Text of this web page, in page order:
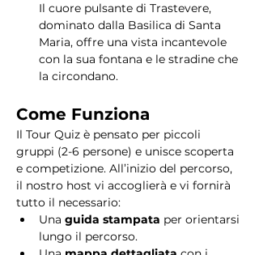
Il cuore pulsante di Trastevere,
dominato dalla Basilica di Santa
Maria, offre una vista incantevole
con la sua fontana e le stradine che
la circondano.
Come Funziona
Il Tour Quiz è pensato per piccoli
gruppi (2-6 persone) e unisce scoperta
e competizione. All’inizio del percorso,
il nostro host vi accoglierà e vi fornirà
tutto il necessario:
Una guida stampata per orientarsi
lungo il percorso.